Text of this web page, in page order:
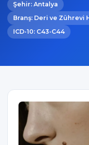
Şehir: Antalya
Branş: Deri ve Zührevi
ICD-10: C43-C44